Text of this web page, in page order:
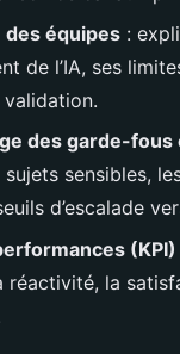
des équipes :
de l’IA, ses
des garde-fous
sensibles,
d’escalade
(KPI)
réactivité, la